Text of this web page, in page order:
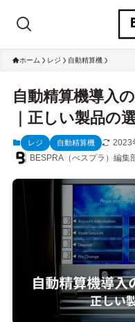
ホーム レジ 自動精算機
自動精算機導入
｜正しい製品の
レジ 自動精算機
2023
BESPRA（べスプラ）編集